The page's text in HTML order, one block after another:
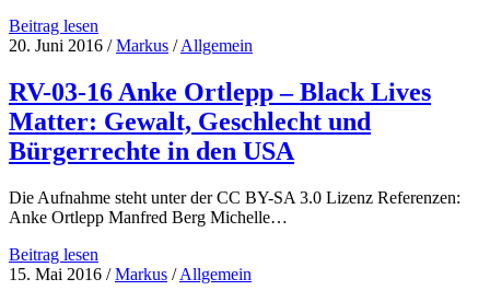
und
im
feministisch
interreligiösen
Gespräch
Beitrag lesen
04-
Andrea
Fischer-
Tahir
Freiheit
Unabhängigkeit?
Streifzüge
die
politische
20. Juni 2016 /Markus /Allgemein
RV-03-16 Anke Ortlepp – Black Lives
Matter: Gewalt, Geschlecht und
Bürgerrechte in den USA
Die Aufnahme steht unter der CC BY-SA 3.0 Lizenz Referenzen:
Anke Ortlepp Manfred Berg Michelle…
Beitrag lesen
03-
15. Mai 2016 /Markus /Allgemein